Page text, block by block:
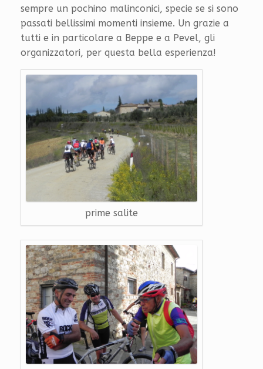
sempre un pochino malinconici, specie se si sono
passati bellissimi momenti insieme. Un grazie a
tutti e in particolare a Beppe e a Pevel, gli
organizzatori, per questa bella esperienza!
prime salite